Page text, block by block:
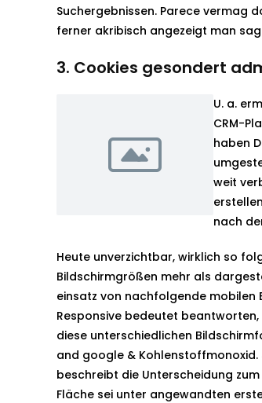
Suchergebnissen. Parece vermag
ferner akribisch angezeigt man
3. Cookies gesondert
U. a.
CRM-
haben
weit
nach
Heute unverzichtbar, wirklich so
Bildschirmgrößen mehr als
einsatz von nachfolgende mobilen
Responsive bedeutet
diese unterschiedlichen
and google & Kohlenstoffmonoxid.
beschreibt die Unterscheidung
Fläche sei unter angewandten